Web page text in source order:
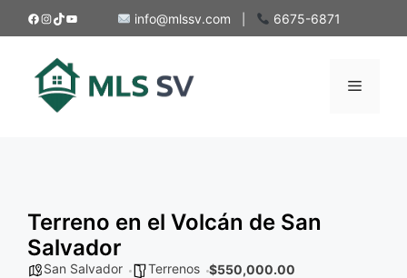
Saltar
al
contenido
Facebook
Instagram
TikTok
YouTube info@mlssv.com 6675-6871
Menú
Terreno en el Volcán de San
Salvador
San Salvador Terrenos $550,000.00